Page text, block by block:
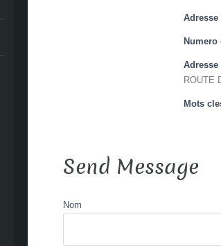
Adresse
Numero
Adresse
ROUTE
Mots
Send Message
Nom